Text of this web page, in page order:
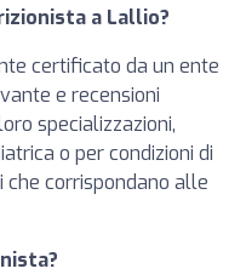
a Lallio?
certificato da un ente
e recensioni
specializzazioni,
o per condizioni di
corrispondano alle